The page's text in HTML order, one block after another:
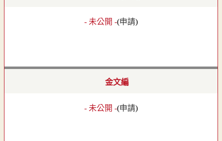
- 未公開 -(申請)
金文編
- 未公開 -(申請)